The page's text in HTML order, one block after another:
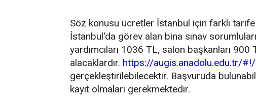
Söz konusu ücretler İstanbul için farklı
İstanbul'da görev alan bina sınav
yardımcıları 1036 TL, salon başkanları
alacaklardır. https://augis.anadolu.edu.tr/#!/
gerçekleştirilebilecektir. Başvuruda
kayıt olmaları gerekmektedir.